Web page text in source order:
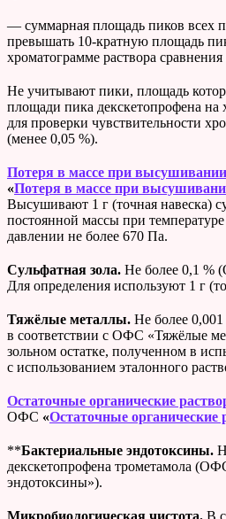
— суммарная площадь пиков всех
превышать 10-кратную площадь
хроматограмме раствора
Не учитывают пики, площадь
площади пика декскетопрофена на
для проверки чувствительности
(менее 0,05 %).
Потеря в массе при высушивании
«Потеря в массе при
Высушивают 1 г (точная навеска)
постоянной массы при
давлении не более 670 Па.
Сульфатная зола. Не более 0,1 %
Для определения используют 1 г
Тяжёлые металлы. Не более
в соответствии с ОФС «Тяжёлые
зольном остатке, полученном в
с использованием эталонного
Остаточные органические
ОФС «Остаточные органические
**Бактериальные эндотоксины.
декскетопрофена трометамола
эндотоксины»).
Микробиологическая чистота. В